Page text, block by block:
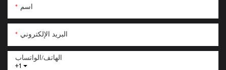
اسم
البريد الإلكتروني
+1
الهاتف/الواتساب